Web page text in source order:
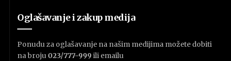
Oglašavanje i zakup medija
Ponudu za oglašavanje na našim medijima možete dobiti
na broju 023/777-999 ili emailu